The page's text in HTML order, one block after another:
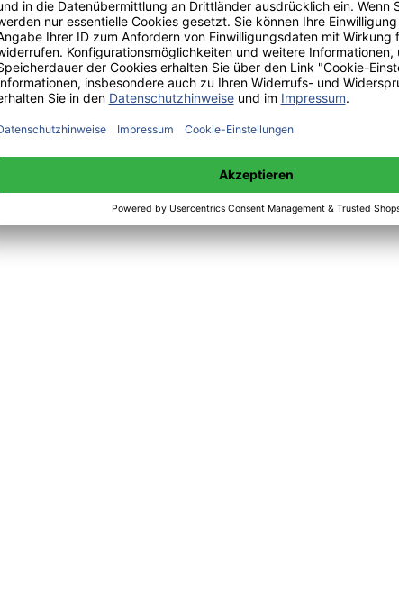
und machen Sie sich bekannt.
unter +49(0)176-85996762 erreichbar.
z.B. amazon erhältlich.